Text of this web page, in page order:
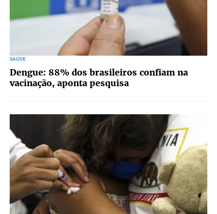
SAÚDE
Dengue: 88% dos brasileiros confiam na
vacinação, aponta pesquisa